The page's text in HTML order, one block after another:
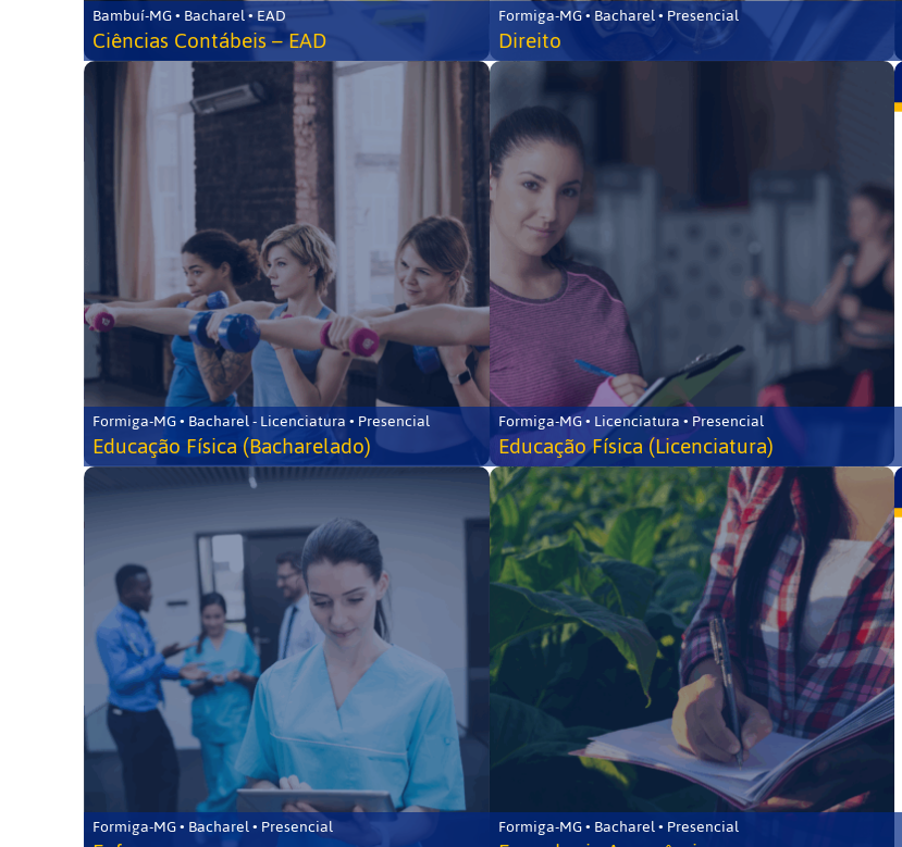
Bambuí-MG • Bacharel • EAD
Ciências Contábeis – EAD
Formiga-MG • Bacharel • Presencial
Direito
Formiga-MG • Bacharel - Licenciatura • Presencial
Educação Física (Bacharelado)
Formiga-MG • Licenciatura • Presencial
Educação Física (Licenciatura)
Formiga-MG • Bacharel • Presencial Formiga-MG • Bacharel • Presencial